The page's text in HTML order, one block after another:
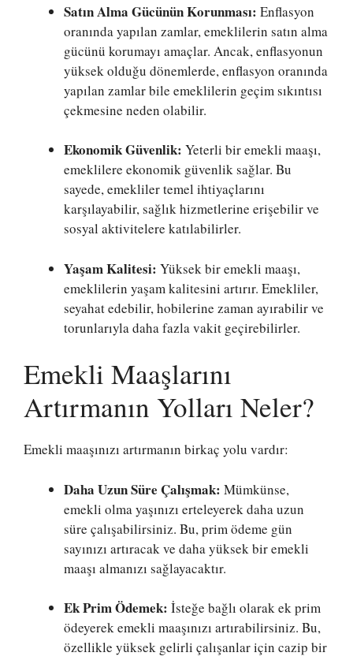
Satın Alma Gücünün Korunması: Enflasyon
oranında yapılan zamlar, emeklilerin satın alma
gücünü korumayı amaçlar. Ancak, enflasyonun
yüksek olduğu dönemlerde, enflasyon oranında
yapılan zamlar bile emeklilerin geçim sıkıntısı
çekmesine neden olabilir.
Ekonomik Güvenlik: Yeterli bir emekli maaşı,
emeklilere ekonomik güvenlik sağlar. Bu
sayede, emekliler temel ihtiyaçlarını
karşılayabilir, sağlık hizmetlerine erişebilir ve
sosyal aktivitelere katılabilirler.
Yaşam Kalitesi: Yüksek bir emekli maaşı,
emeklilerin yaşam kalitesini artırır. Emekliler,
seyahat edebilir, hobilerine zaman ayırabilir ve
torunlarıyla daha fazla vakit geçirebilirler.
Emekli Maaşlarını
Artırmanın Yolları Neler?
Emekli maaşınızı artırmanın birkaç yolu vardır:
Daha Uzun Süre Çalışmak: Mümkünse,
emekli olma yaşınızı erteleyerek daha uzun
süre çalışabilirsiniz. Bu, prim ödeme gün
sayınızı artıracak ve daha yüksek bir emekli
maaşı almanızı sağlayacaktır.
Ek Prim Ödemek: İsteğe bağlı olarak ek prim
ödeyerek emekli maaşınızı artırabilirsiniz. Bu,
özellikle yüksek gelirli çalışanlar için cazip bir